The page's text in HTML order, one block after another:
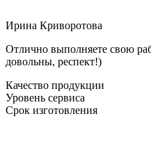
Ирина Криворотова
Отлично выполняете свою
довольны, респект!)
Качество продукции
Уровень сервиса
Срок изготовления